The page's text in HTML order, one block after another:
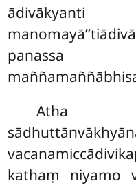
panassa
Atha
kathaṃ niyamo